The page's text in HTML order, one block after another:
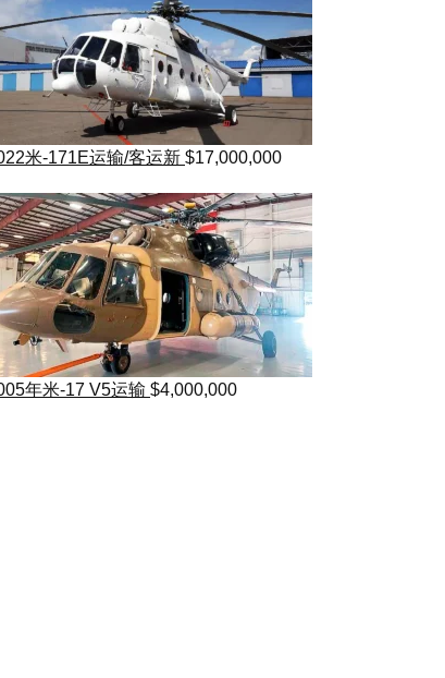
米-171E运输/客运新 $17,000,000
年米-17 V5运输 $4,000,000